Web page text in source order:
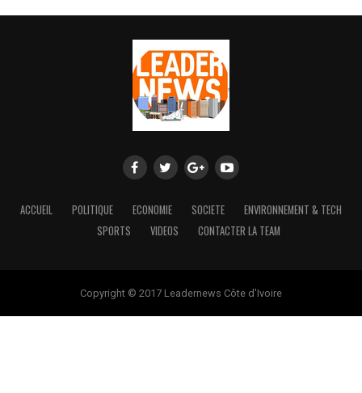
ACCUEIL POLITIQUE ECONOMIE SOCIETE
ENVIRONNEMENT & TECH
SPORTS
VIDEOS CONTACTER LA TEAM
Copyright © 2017 Leadernews Côte d'Ivoire